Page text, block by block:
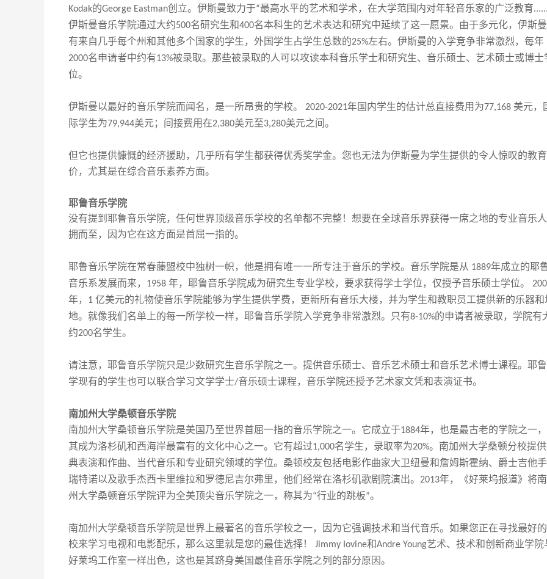
Kodak的George Eastman创立。伊斯曼致力于“最高水平的艺术和学术，在大学范围内对年轻音乐家的广泛教育
伊斯曼音乐学院通过大约500名研究生和400名本科生的艺术表达和研究中延续了这一愿景。由于多元化，伊斯
有来自几乎每个州和其他多个国家的学生， 外国学生占学生总数的25%左右。伊斯曼的入学竞争非常激烈，每年
2000名申请者中约有13%被录取。那些被录取的人可以攻读本科音乐学士和研究生、音乐硕士、艺术硕士或博士
位。
伊斯曼以最好的音乐学院而闻名，是一所昂贵的学校。 2020-2021年国内学生的估计总直接费用为77,168 美元，
际学生为79,944美元；间接费用在2,380美元至3,280美元之间。
但它也提供慷慨的经济援助，几乎所有学生都获得优秀奖学金。您也无法为伊斯曼为学生提供的令人惊叹的教
价，尤其是在综合音乐素养方面。
耶鲁音乐学院
没有提到耶鲁音乐学院，任何世界顶级音乐学校的名单都不完整！想要在全球音乐界获得一席之地的专业音乐
拥而至，因为它在这方面是首屈一指的。
耶鲁音乐学院在常春藤盟校中独树一帜， 他是拥有唯一一所专注于音乐的学校。音乐学院是从 1889年成立的耶
音乐系发展而来， 1958 年，耶鲁音乐学院成为研究生专业学校，要求获得学士学位，仅授予音乐硕士学位。
年， 1 亿美元的礼物使音乐学院能够为学生提供学费，更新所有音乐大楼，并为学生和教职员工提供新的乐器和
地。就像我们名单上的每一所学校一样， 耶鲁音乐学院入学竞争非常激烈。只有8-10%的申请者被录取，学院有
约200名学生。
请注意，耶鲁音乐学院只是少数研究生音乐学院之一。提供音乐硕士、音乐艺术硕士和音乐艺术博士课程。耶
学现有的学生也可以联合学习文学学士/音乐硕士课程，音乐学院还授予艺术家文凭和表演证书。
南加州大学桑顿音乐学院
南加州大学桑顿音乐学院是美国乃至世界首屈一指的音乐学院之一。它成立于1884年，也是最古老的学院之一
其成为洛杉矶和西海岸最富有的文化中心之一。它有超过1,000名学生，录取率为20%。南加州大学桑顿分校提
典表演和作曲、当代音乐和专业研究领域的学位。桑顿校友包括电影作曲家大卫纽曼和詹姆斯霍纳、爵士吉他
瑞特诺以及歌手杰西卡里维拉和罗德尼吉尔弗里，他们经常在洛杉矶歌剧院演出。 2013年，《好莱坞报道》将
州大学桑顿音乐学院评为全美顶尖音乐学院之一， 称其为“行业的跳板”。
南加州大学桑顿音乐学院是世界上最著名的音乐学校之一，因为它强调技术和当代音乐。如果您正在寻找最好
校来学习电视和电影配乐，那么这里就是您的最佳选择！
Jimmy Iovine和Andre Young艺术、技术和创新商业学院
好莱坞工作室一样出色，这也是其跻身美国最佳音乐学院之列的部分原因。